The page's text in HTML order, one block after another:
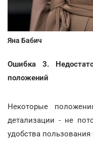
Яна Бабич
Ошибка 3.
положений
Некоторые
детализации - не
удобства